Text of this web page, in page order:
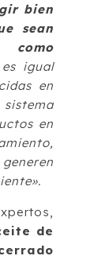
bien
sean
como
igual
en
en
de